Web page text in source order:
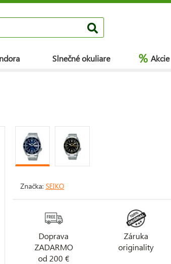
Slnečné okuliare % Akcie
Značka: SEIKO
Doprava
ZADARMO
od 200 €
Záruka
originality